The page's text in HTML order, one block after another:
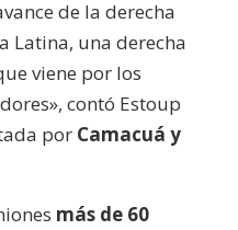
de la derecha
Latina, una derecha
viene por los
contó Estoup
por Camacuá y
más de 60